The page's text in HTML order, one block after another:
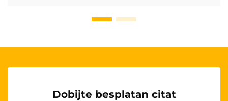
Dobijte besplatan citat